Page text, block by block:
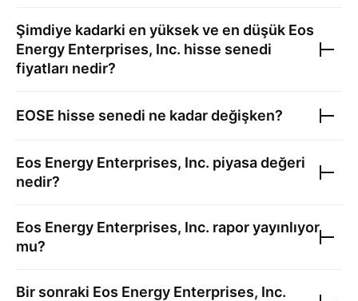
Şimdiye kadarki en yüksek ve en düşük Eos
Energy Enterprises, Inc. hisse senedi
fiyatları nedir?
EOSE hisse senedi ne kadar değişken?
Eos Energy Enterprises, Inc. piyasa değeri
nedir?
Eos Energy Enterprises, Inc. rapor yayınlıyor
mu?
Bir sonraki Eos Energy Enterprises, Inc.